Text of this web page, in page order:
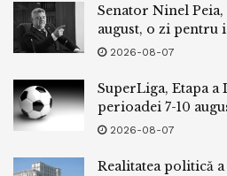
Senator Ninel Peia,
august, o zi
2026-08-07
SuperLiga, Etapa
perioadei 7-10
2026-08-07
Realitatea politică